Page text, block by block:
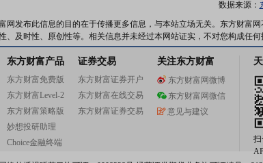
数据来源：
网发布此信息的目的在于传播更多信息，与本站立场无关。东方财富
、及时性、原创性等。相关信息并未经过本网站证实，不对您构成任何
东方财富产品
东方财富免费版
东方财富Level-2
东方财富策略版
妙想投研助理
Choice金融终端
证券交易
东方财富证券开户
东方财富在线交易
东方财富证券交易
关注东方财富
东方财富网微博
东方财富网微信
意见与建议